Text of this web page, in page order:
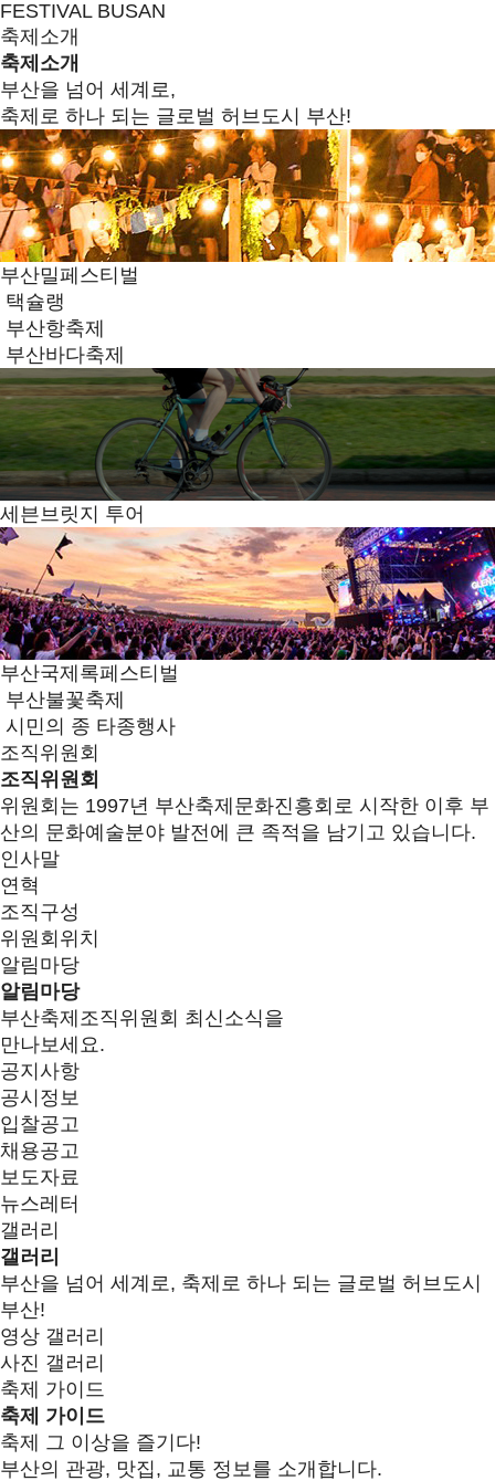
FESTIVAL BUSAN
축제소개
축제소개
부산을 넘어 세계로,
축제로 하나 되는 글로벌 허브도시 부산!
부산밀페스티벌
택슐랭
부산항축제
부산바다축제
세븐브릿지 투어
부산국제록페스티벌
부산불꽃축제
시민의 종 타종행사
조직위원회
조직위원회
위원회는 1997년 부산축제문화진흥회로 시작한 이후 부
산의 문화예술분야 발전에 큰 족적을 남기고 있습니다.
인사말
연혁
조직구성
위원회위치
알림마당
알림마당
부산축제조직위원회 최신소식을
만나보세요.
공지사항
공시정보
입찰공고
채용공고
보도자료
뉴스레터
갤러리
갤러리
부산을 넘어 세계로, 축제로 하나 되는 글로벌 허브도시
부산!
영상 갤러리
사진 갤러리
축제 가이드
축제 가이드
축제 그 이상을 즐기다!
부산의 관광, 맛집, 교통 정보를 소개합니다.